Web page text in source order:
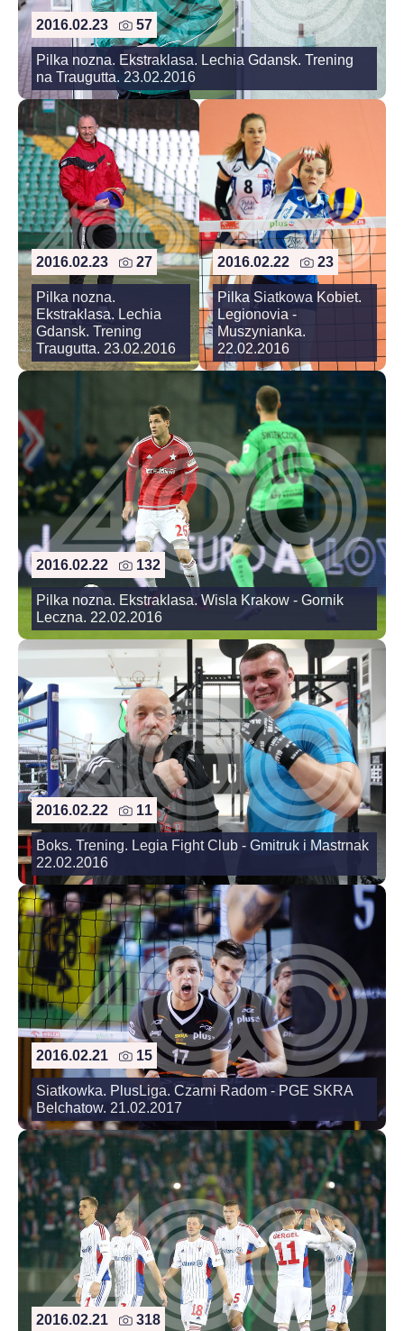
2016.02.23 57
Pilka nozna. Ekstraklasa. Lechia Gdansk. Trening
na Traugutta. 23.02.2016
2016.02.23 27
Pilka nozna.
Ekstraklasa. Lechia
Gdansk. Trening
Traugutta. 23.02.2016
2016.02.22 23
Pilka Siatkowa Kobiet.
Legionovia -
Muszynianka.
22.02.2016
2016.02.22 132
Pilka nozna. Ekstraklasa. Wisla Krakow - Gornik
Leczna. 22.02.2016
2016.02.22 11
Boks. Trening. Legia Fight Club - Gmitruk i Mastrnak
22.02.2016
2016.02.21 15
Siatkowka. PlusLiga. Czarni Radom - PGE SKRA
Belchatow. 21.02.2017
2016.02.21 318